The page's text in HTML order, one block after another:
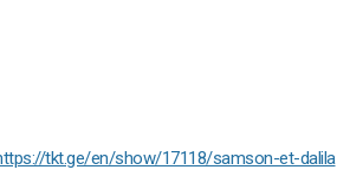
tkt.ge/en/show/17118/samson-et-dalila